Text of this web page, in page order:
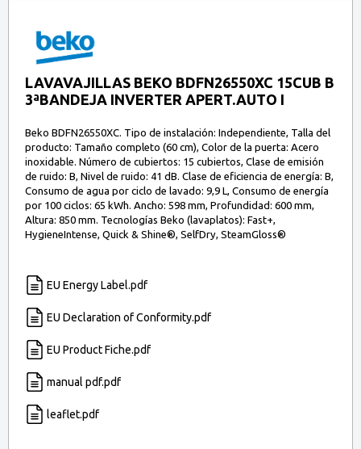
LAVAVAJILLAS BEKO BDFN26550XC 15CUB B
3ªBANDEJA INVERTER APERT.AUTO I
Beko BDFN26550XC. Tipo de instalación: Independiente, Talla del
producto: Tamaño completo (60 cm), Color de la puerta: Acero
inoxidable. Número de cubiertos: 15 cubiertos, Clase de emisión
de ruido: B, Nivel de ruido: 41 dB. Clase de eficiencia de energía: B,
Consumo de agua por ciclo de lavado: 9,9 L, Consumo de energía
por 100 ciclos: 65 kWh. Ancho: 598 mm, Profundidad: 600 mm,
Altura: 850 mm. Tecnologías Beko (lavaplatos): Fast+,
HygieneIntense, Quick & Shine®, SelfDry, SteamGloss®
EU Energy Label.pdf
EU Declaration of Conformity.pdf
EU Product Fiche.pdf
manual pdf.pdf
leaflet.pdf